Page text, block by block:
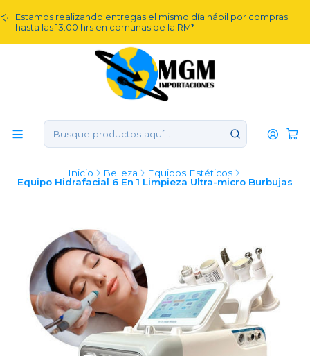
Estamos realizando entregas el mismo día hábil por compras
hasta las 13:00 hrs en comunas de la RM*
Inicio Belleza
Equipos Estéticos
Equipo Hidrafacial 6 En 1 Limpieza Ultra-micro Burbujas